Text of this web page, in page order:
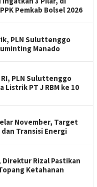
Pemkab Bolsel 2026
PLN Suluttenggo
Manado
PLN Suluttenggo
Listrik PT J RBM ke 10
November, Target
Transisi Energi
Direktur Rizal Pastikan
Ketahanan